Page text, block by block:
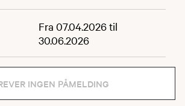
Fra 07.04.2026 til
30.06.2026
INGEN PÅMELDING